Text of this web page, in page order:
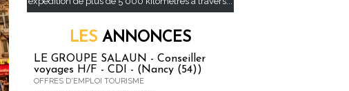
LES ANNONCES
LE GROUPE SALAUN - Conseiller
voyages H/F - CDI - (Nancy (54))
OFFRES D'EMPLOI TOURISME